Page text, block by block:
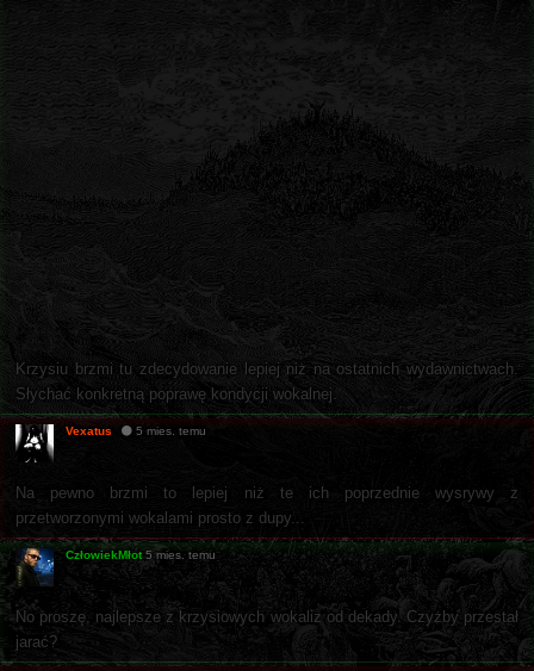
Krzysiu brzmi tu zdecydowanie lepiej niż na ostatnich wydawnictwach.
Słychać konkretną poprawę kondycji wokalnej.
Vexatus 5 mies. temu
Na pewno brzmi to lepiej niż te ich poprzednie wysrywy z
przetworzonymi wokalami prosto z dupy...
CzłowiekMłot 5 mies. temu
No proszę, najlepsze z krzysiowych wokaliz od dekady. Czyżby przestał
jarać?